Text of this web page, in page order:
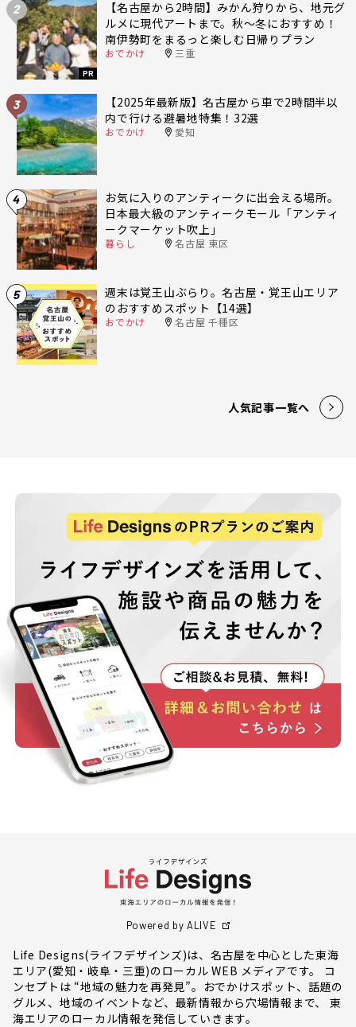
2
PR
【名古屋から2時間】みかん狩りから、地元グ
ルメに現代アートまで。秋〜冬におすすめ！
南伊勢町をまるっと楽しむ日帰りプラン
おでかけ 三重
3
【2025年最新版】名古屋から車で2時間半以
内で行ける避暑地特集！32選
おでかけ 愛知
4
お気に入りのアンティークに出会える場所。
日本最大級のアンティークモール「アンティ
ークマーケット吹上」
暮らし 名古屋 東区
5
週末は覚王山ぶらり。名古屋・覚王山エリア
のおすすめスポット【14選】
おでかけ 名古屋 千種区
人気記事一覧へ
Powered by ALIVE
Life Designs(ライフデザインズ)は、名古屋を中心とした東海
エリア(愛知・岐阜・三重)のローカル WEB メディアです。 コ
ンセプトは “地域の魅力を再発見”。おでかけスポット、話題の
グルメ、地域のイベントなど、最新情報から穴場情報まで、 東
海エリアのローカル情報を発信していきます。